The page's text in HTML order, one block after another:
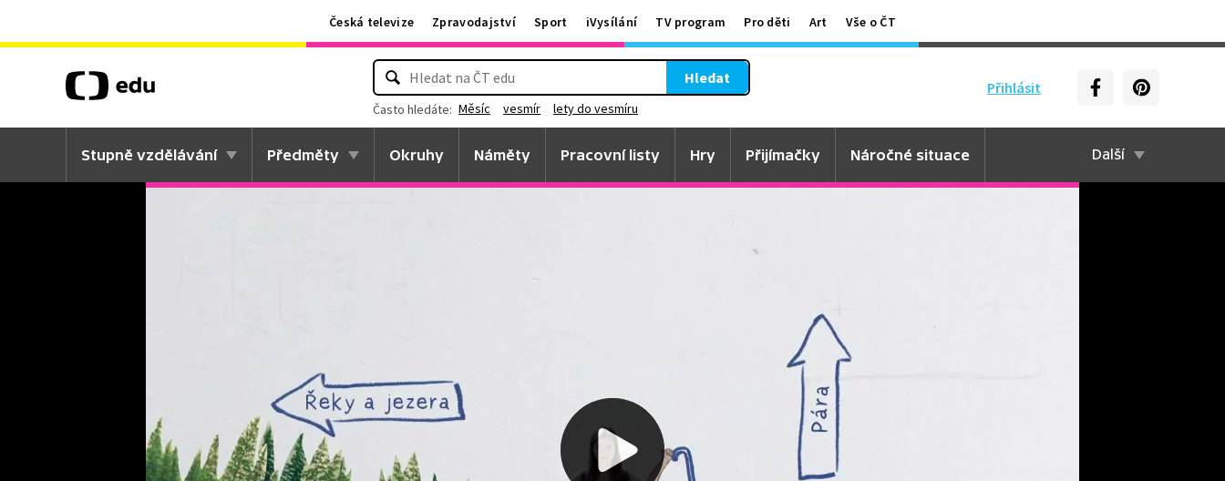
Česká televize Zpravodajství Sport iVysílání TV program Pro děti Art Vše o ČT
Přihlásit
Hledat
Často hledáte: Měsíc vesmír lety do vesmíru
Stupně vzdělávání Předměty Okruhy Náměty Pracovní listy Hry Přijímačky Náročné situace Další